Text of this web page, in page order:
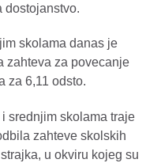
dostojanstvo.
skolama danas je
zahteva za povecanje
za 6,11 odsto.
srednjim skolama traje
zahteve skolskih
u okviru kojeg su